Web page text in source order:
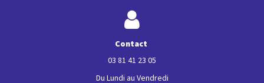
Contact
03 81 41 23 05
Du Lundi au Vendredi